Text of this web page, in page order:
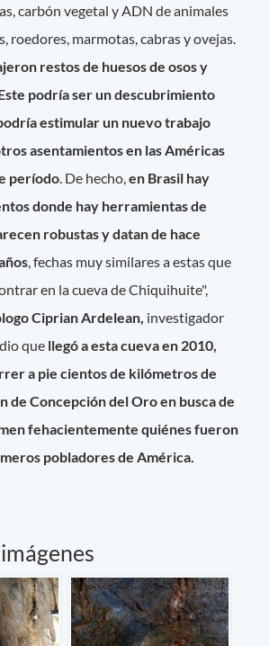
carbón vegetal y ADN de animales
roedores, marmotas, cabras y ovejas.
restos de huesos de osos y
podría ser un descubrimiento
estimular un nuevo trabajo
asentamientos en las Américas
período. De hecho,en Brasil hay
donde hay herramientas de
robustas y datan de hace
, fechas muy similares a estas que
en la cueva de Chiquihuite",
Ciprian Ardelean, investigador
que llegó a esta cueva en 2010,
a pie cientos de kilómetros de
de Concepción del Oro en busca de
fehacientemente quiénes fueron
pobladores de América.